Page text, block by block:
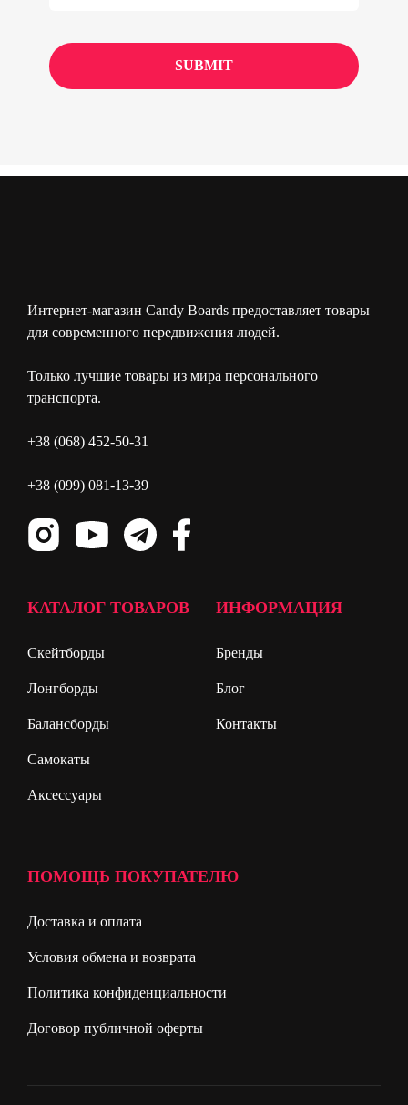
Интернет-магазин Candy Boards предоставляет товары
для современного передвижения людей.
Только лучшие товары из мира персонального
транспорта.
+38 (068) 452-50-31
+38 (099) 081-13-39
КАТАЛОГ ТОВАРОВ
Скейтборды
Лонгборды
Балансборды
Самокаты
Аксессуары
ИНФОРМАЦИЯ
Бренды
Блог
Контакты
ПОМОЩЬ ПОКУПАТЕЛЮ
Доставка и оплата
Условия обмена и возврата
Политика конфиденциальности
Договор публичной оферты